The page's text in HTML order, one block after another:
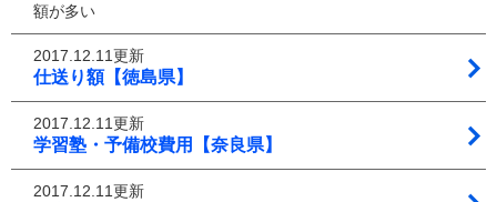
額が多い
2017.12.11更新
仕送り額【徳島県】
2017.12.11更新
学習塾・予備校費用【奈良県】
2017.12.11更新